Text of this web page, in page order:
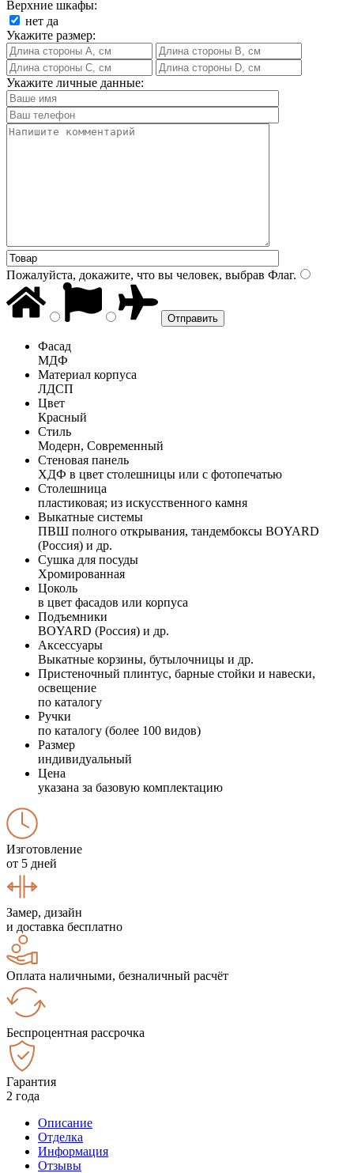
Верхние шкафы:
нет да
Укажите размер:
Укажите личные данные:
Пожалуйста, докажите, что вы человек, выбрав Флаг.
Фасад
МДФ
Материал корпуса
ЛДСП
Цвет
Красный
Стиль
Модерн, Современный
Стеновая панель
ХДФ в цвет столешницы или с фотопечатью
Столешница
пластиковая; из искусственного камня
Выкатные системы
ПВШ полного открывания, тандембоксы BOYARD
(Россия) и др.
Сушка для посуды
Хромированная
Цоколь
в цвет фасадов или корпуса
Подъемники
BOYARD (Россия) и др.
Аксессуары
Выкатные корзины, бутылочницы и др.
Пристеночный плинтус, барные стойки и навески,
освещение
по каталогу
Ручки
по каталогу (более 100 видов)
Размер
индивидуальный
Цена
указана за базовую комплектацию
Изготовление
от 5 дней
Замер, дизайн
и доставка бесплатно
Оплата наличными, безналичный расчёт
Беспроцентная рассрочка
Гарантия
2 года
Описание
Отделка
Информация
Отзывы